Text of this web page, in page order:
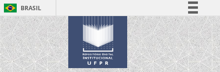
BRASIL
Simplifique!
Comunica BR
Participe
Acesso à informação